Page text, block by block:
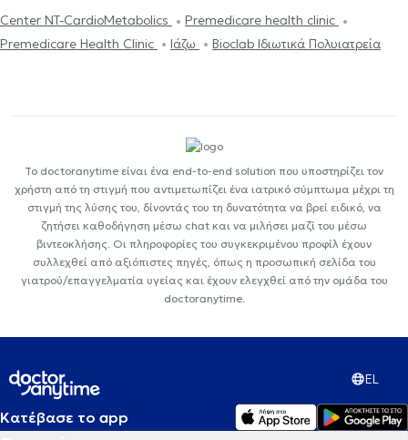
Center NT-CardioMetabolics
Premedicare health clinic
Premedicare Health Clinic
Ιάζω Bioclab Ιδιωτικά Πολυιατρεία
Το doctoranytime είναι ένα end-to-end solution που υποστηρίζει τον
χρήστη από τη στιγμή που αντιμετωπίζει ένα ιατρικό σύμπτωμα μέχρι τη
στιγμή της λύσης του, δίνοντάς του τη δυνατότητα να βρεί ειδικό, να
ζητήσει καθοδήγηση μέσω chat και να μιλήσει μαζί του μέσω
βιντεοκλήσης. Οι πληροφορίες του συγκεκριμένου προφίλ έχουν
συλλεχθεί από αξιόπιστες πηγές, όπως η προσωπική σελίδα του
γιατρού/επαγγελματία υγείας και έχουν ελεγχθεί από την ομάδα του
doctoranytime.
EL
Κατέβασε το app